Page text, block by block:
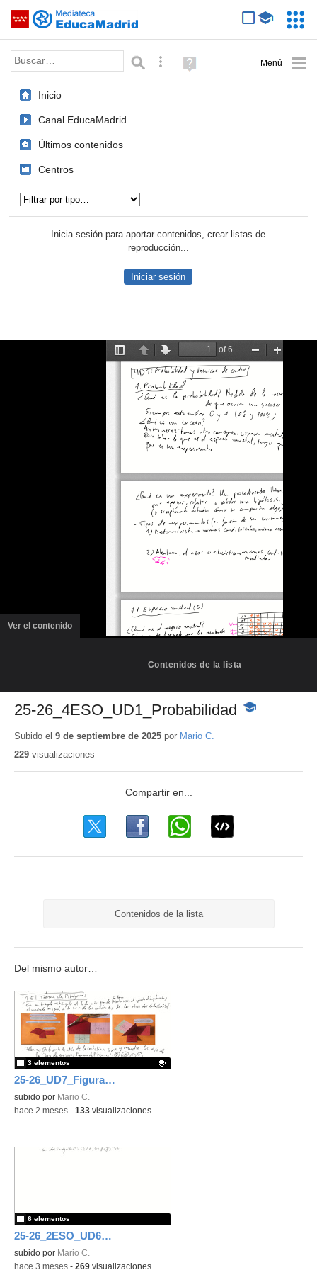
Saltar navegación
Palabra o frase: Búsqueda avanzada
Ayuda
(en
Inicio
Canal EducaMadrid
Últimos contenidos
Centros
Inicia sesión para aportar contenidos, crear listas de
reproducción...
Iniciar sesión
Ver el contenido
Contenidos de la lista
25-26_4ESO_UD1_Probabilidad
-
Subido el 9 de septiembre de 2025 por Mario C.
229 visualizaciones
Contenidos de la lista
Del mismo autor…
25-26_UD7_Figuras planas
Contenido educativo.
subido por Mario C.
3 elementos
-hace 2 meses - 133 visualizaciones
25-26_2ESO_UD6_Sistemas de ecuaciones
subido por Mario C.
6 elementos
-hace 3 meses - 269 visualizaciones